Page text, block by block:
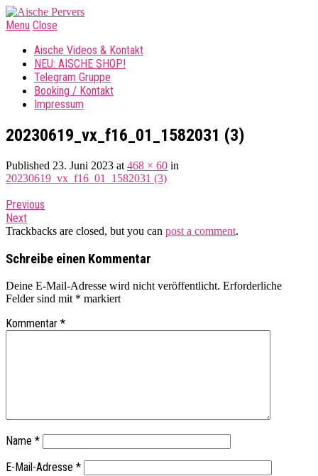
Menu Close
Aische Videos & Kontakt
NEU: AISCHE SHOP!
Telegram Gruppe
Booking / Kontakt
Impressum
20230619_vx_f16_01_1582031 (3)
Published 23. Juni 2023 at 468 × 60 in
20230619_vx_f16_01_1582031 (3)
Previous
Next
Trackbacks are closed, but you can post a comment.
Schreibe einen Kommentar
Deine E-Mail-Adresse wird nicht veröffentlicht. Erforderliche
Felder sind mit * markiert
Kommentar *
Name *
E-Mail-Adresse *